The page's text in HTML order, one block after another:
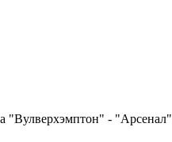
"Вулверхэмптон" - "Арсенал"